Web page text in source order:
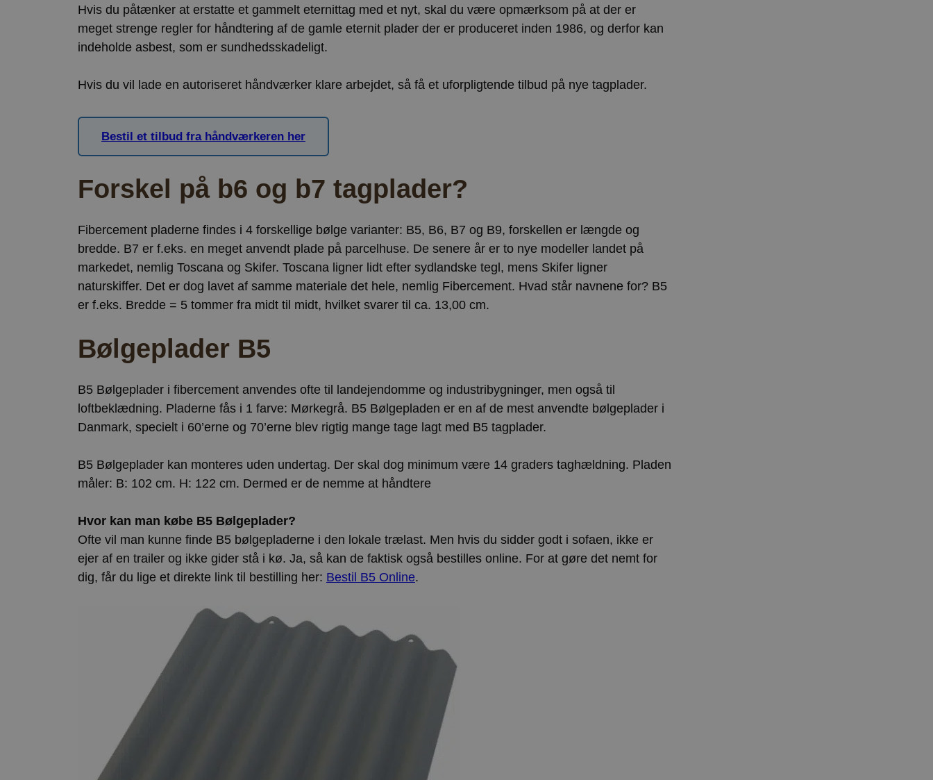
Hvis du påtænker at erstatte et gammelt eternittag med et nyt, skal du være opmærksom på at der er
meget strenge regler for håndtering af de gamle eternit plader der er produceret inden 1986, og derfor kan
indeholde asbest, som er sundhedsskadeligt.
Hvis du vil lade en autoriseret håndværker klare arbejdet, så få et uforpligtende tilbud på nye tagplader.
Bestil et tilbud fra håndværkeren her
Forskel på b6 og b7 tagplader?
Fibercement pladerne findes i 4 forskellige bølge varianter: B5, B6, B7 og B9, forskellen er længde og
bredde. B7 er f.eks. en meget anvendt plade på parcelhuse. De senere år er to nye modeller landet på
markedet, nemlig Toscana og Skifer. Toscana ligner lidt efter sydlandske tegl, mens Skifer ligner
naturskiffer. Det er dog lavet af samme materiale det hele, nemlig Fibercement. Hvad står navnene for? B5
er f.eks. Bredde = 5 tommer fra midt til midt, hvilket svarer til ca. 13,00 cm.
Bølgeplader B5
B5 Bølgeplader i fibercement anvendes ofte til landejendomme og industribygninger, men også til
loftbeklædning. Pladerne fås i 1 farve: Mørkegrå. B5 Bølgepladen er en af de mest anvendte bølgeplader i
Danmark, specielt i 60’erne og 70’erne blev rigtig mange tage lagt med B5 tagplader.
B5 Bølgeplader kan monteres uden undertag. Der skal dog minimum være 14 graders taghældning. Pladen
måler: B: 102 cm. H: 122 cm. Dermed er de nemme at håndtere
Hvor kan man købe B5 Bølgeplader?
Ofte vil man kunne finde B5 bølgepladerne i den lokale trælast. Men hvis du sidder godt i sofaen, ikke er
ejer af en trailer og ikke gider stå i kø. Ja, så kan de faktisk også bestilles online. For at gøre det nemt for
dig, får du lige et direkte link til bestilling her: Bestil B5 Online.
Strengt nødvendige cookies tillader kernewebsfunktionalitet såsom bruger login og kontostyring. Hjemmesiden kan ikke bruges
korrekt uden strengt nødvendige cookies.
Navn
Domæne
www.vorhjem.dk
2
præferencer om samtykke til besøgende. Det er nødvendigt, at Cookie-
Script.com cookiebanner fungerer korrekt.
Storage declaration
Navn
wpEmojiSettingsSupports
ct_screen_info
apbct_page_hits
Lokal lagring
apbct_visible_fields
Lokal lagring
ct_fkp_timestamp
Lokal lagring
apbct_session_current_page
Sessionslagring
apbct_existing_visitor
ct_timezone
Lokal lagring
apbct_session_id
Sessionslagring
ct_pointer_data
Lokal lagring
apbct_headless
Lokal lagring
ct_mouse_moved
Google Privacy Policy